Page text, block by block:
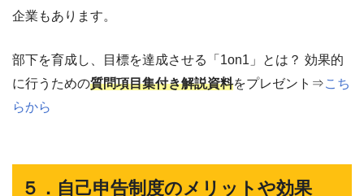
企業もあります。
部下を育成し、目標を達成させる「1on1」とは？ 効果的
に行うための質問項目集付き解説資料をプレゼント⇒こち
らから
５．自己申告制度のメリットや効果